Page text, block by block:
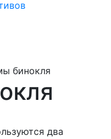
бинокля
два